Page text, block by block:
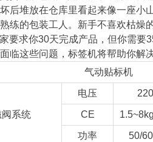
后堆放在仓库里看起来像一座小
练的包装工人。新手不喜欢枯燥
要求你30天完成产品，但你需要
临这些问题，标签机将帮助你解
气动贴标机
阀系统
电压
CE
功率 50/